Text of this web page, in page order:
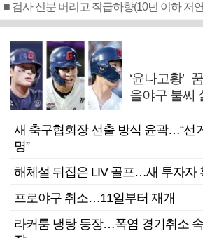
‘윤나고황’
을야구 불씨
새 축구협회장 선출 방식 윤곽…“선
명”
해체설 뒤집은 LIV 골프…새 투자자
프로야구 취소…11일부터 재개
라커룸 냉탕 등장…폭염 경기취소